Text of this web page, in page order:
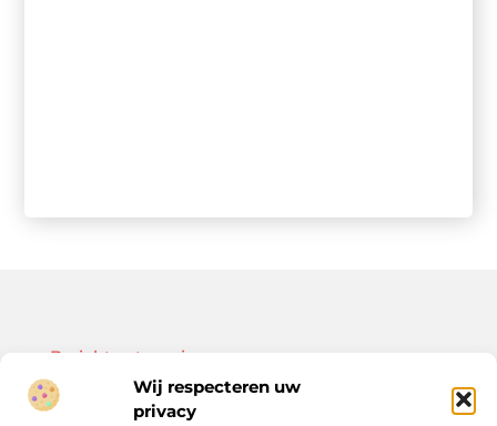
Wij respecteren uw
privacy
Bericht categorie